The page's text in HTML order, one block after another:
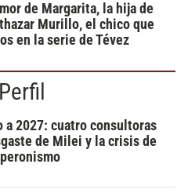
de Margarita, la hija de
Murillo, el chico que
en la serie de Tévez
a 2027: cuatro consultoras
de Milei y la crisis de